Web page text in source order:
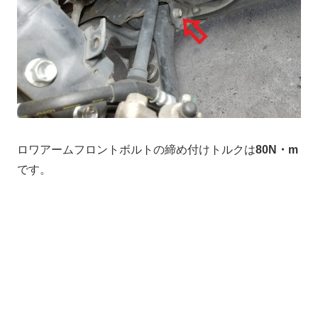
ロワアームフロントボルトの締め付けトルクは80N・m
です。